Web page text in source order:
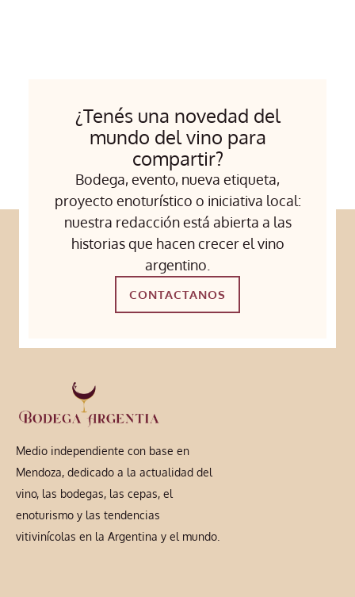
¿Tenés una novedad del
mundo del vino para
compartir?
Bodega, evento, nueva etiqueta,
proyecto enoturístico o iniciativa local:
nuestra redacción está abierta a las
historias que hacen crecer el vino
argentino.
CONTACTANOS
Medio independiente con base en
Mendoza, dedicado a la actualidad del
vino, las bodegas, las cepas, el
enoturismo y las tendencias
vitivinícolas en la Argentina y el mundo.